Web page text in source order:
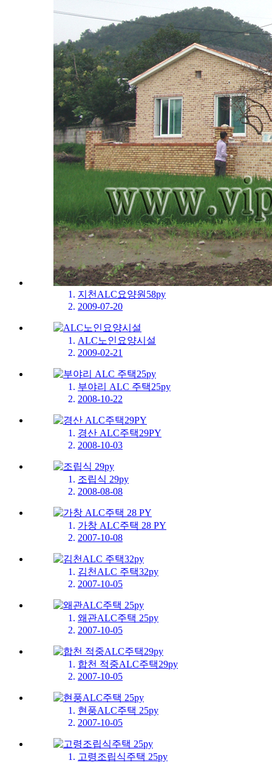
지천ALC요양원58py
2009-07-20
ALC노인요양시설
2009-02-21
부야리 ALC 주택25py
2008-10-22
경산 ALC주택29PY
2008-10-03
조립식 29py
2008-08-08
가창 ALC주택 28 PY
2007-10-08
김천ALC 주택32py
2007-10-05
왜관ALC주택 25py
2007-10-05
합천 적중ALC주택29py
2007-10-05
현풍ALC주택 25py
2007-10-05
고령조립식주택 25py